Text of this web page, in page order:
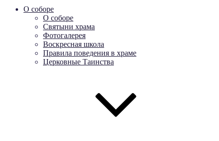
О соборе
О соборе
Святыни храма
Фотогалерея
Воскресная школа
Правила поведения в храме
Церковные Таинства